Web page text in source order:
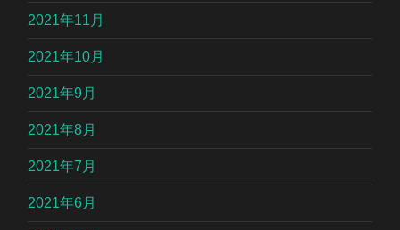
2021年11月
2021年10月
2021年9月
2021年8月
2021年7月
2021年6月